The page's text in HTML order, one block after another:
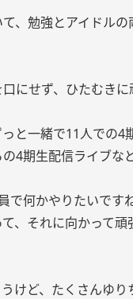
、勉強とアイドル
にせず、ひたむき
と一緒で11人での
4期生配信ライブ
で何かやりたいです
、それに向かって
けど、たくさんゆ